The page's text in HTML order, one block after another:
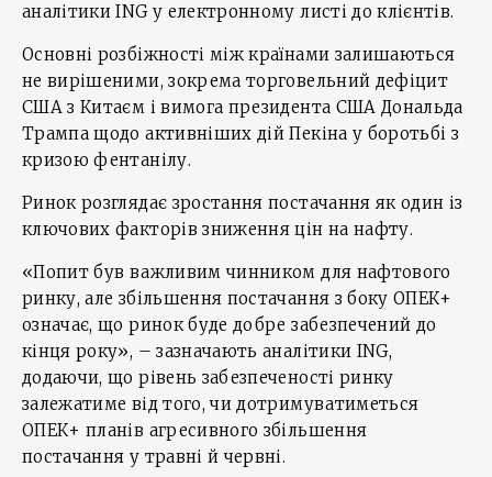
аналітики ING у електронному листі до клієнтів.
Основні розбіжності між країнами залишаються
не вирішеними, зокрема торговельний дефіцит
США з Китаєм і вимога президента США Дональда
Трампа щодо активніших дій Пекіна у боротьбі з
кризою фентанілу.
Ринок розглядає зростання постачання як один із
ключових факторів зниження цін на нафту.
«Попит був важливим чинником для нафтового
ринку, але збільшення постачання з боку ОПЕК+
означає, що ринок буде добре забезпечений до
кінця року», – зазначають аналітики ING,
додаючи, що рівень забезпеченості ринку
залежатиме від того, чи дотримуватиметься
ОПЕК+ планів агресивного збільшення
постачання у травні й червні.